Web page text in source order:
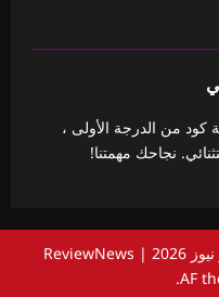
كود من الدرجة الأولى ،
نجاحك مهمتنا!
2026
|
ReviewNews